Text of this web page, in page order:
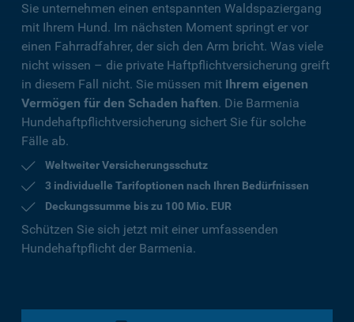
Sie unternehmen einen entspannten Waldspaziergang
mit Ihrem Hund. Im nächsten Moment springt er vor
einen Fahrradfahrer, der sich den Arm bricht. Was viele
nicht wissen – die private Haftpflichtversicherung greift
in diesem Fall nicht. Sie müssen mit Ihrem eigenen
Vermögen für den Schaden haften. Die Barmenia
Hundehaftpflichtversicherung sichert Sie für solche
Fälle ab.
Weltweiter Versicherungsschutz
3 individuelle Tarifoptionen nach Ihren Bedürfnissen
Deckungssumme bis zu 100 Mio. EUR
Schützen Sie sich jetzt mit einer umfassenden
Hundehaftpflicht der Barmenia.